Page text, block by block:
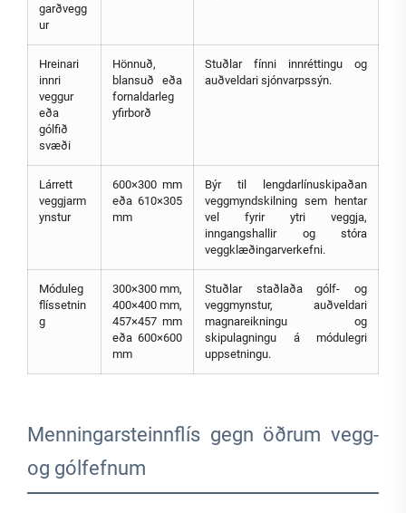
garðvegg
ur
Hreinari
innri
veggur
eða
gólfið
svæði
Hönnuð,
blansuð eða
fornaldarleg
yfirborð
Stuðlar fínni innréttingu og
auðveldari sjónvarpssýn.
Lárrett
veggjarm
ynstur
600×300 mm
eða 610×305
mm
Býr til lengdarlínuskipaðan
veggmyndskilning sem hentar
vel fyrir ytri veggja,
inngangshallir og stóra
veggklæðingarverkefni.
Móduleg
flíssetnin
g
300×300 mm,
400×400 mm,
457×457 mm
eða 600×600
mm
Stuðlar staðlaða gólf- og
veggmynstur, auðveldari
magnareikningu og
skipulagningu á módulegri
uppsetningu.
Menningarsteinnflís gegn öðrum vegg-
og gólfefnum